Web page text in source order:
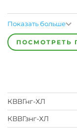
Показать больше
ПОСМОТРЕТЬ
КВВГнг-ХЛ
КВВГзнг-ХЛ